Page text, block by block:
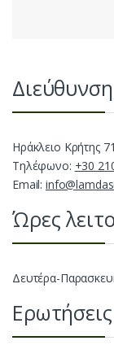
Ηράκλειο Κρήτης
Τηλέφωνο: +30
Email:
Ώρες
Δευτέρα-